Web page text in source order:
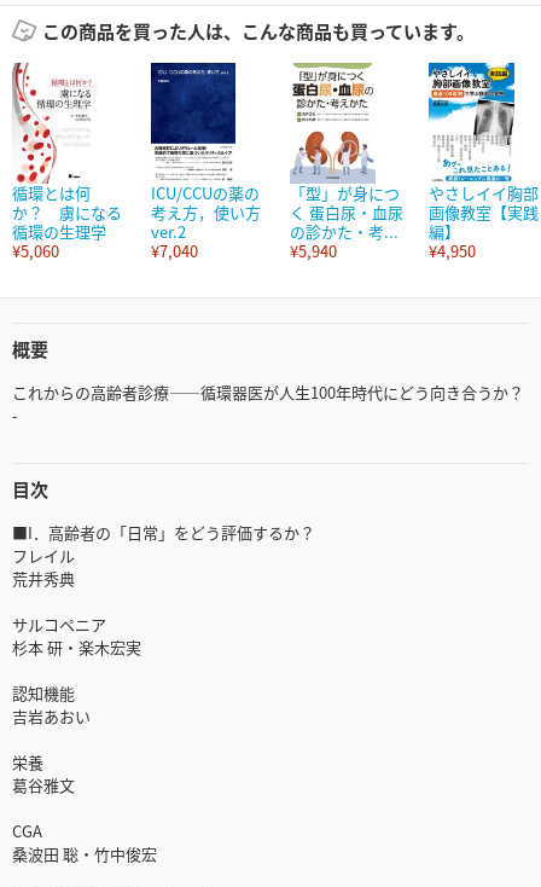
この商品を買った人は、こんな商品も買っています。
循環とは何
か？ 虜になる
循環の生理学
¥5,060
ICU/CCUの薬の
考え方，使い方
ver.2
¥7,040
「型」が身につ
く 蛋白尿・血尿
の診かた・考...
¥5,940
やさしイイ胸部
画像教室【実践
編】
¥4,950
概要
これからの高齢者診療——循環器医が人生100年時代にどう向き合うか？
-
目次
■I．高齢者の「日常」をどう評価するか？
フレイル
荒井秀典
サルコペニア
杉本 研・楽木宏実
認知機能
吉岩あおい
栄養
葛谷雅文
CGA
桑波田 聡・竹中俊宏